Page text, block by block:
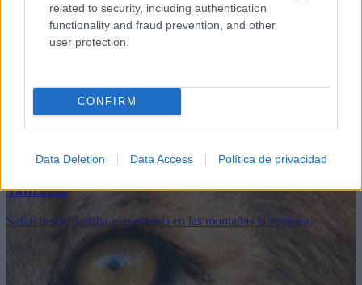
related to security, including authentication
functionality and fraud prevention, and other
user protection.
CONFIRM
Data Deletion Data Access Política de privacidad
Tanzania
Safari desde Arusha y aventuras en las montañas Usambara.